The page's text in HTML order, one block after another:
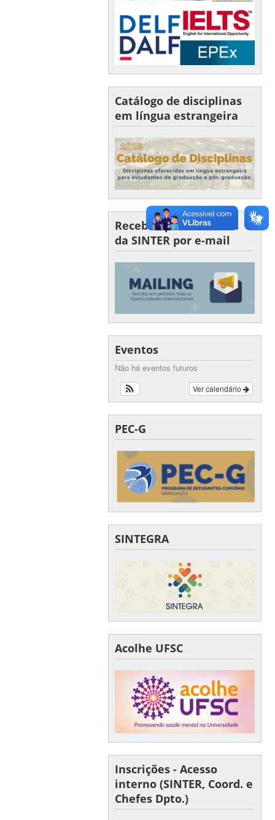
Catálogo de disciplinas
em língua estrangeira
Receba oportunidades
da SINTER por e-mail
Eventos
Não há eventos futuros
Ver calendário
PEC-G
SINTEGRA
Acolhe UFSC
Inscrições - Acesso
interno (SINTER, Coord. e
Chefes Dpto.)